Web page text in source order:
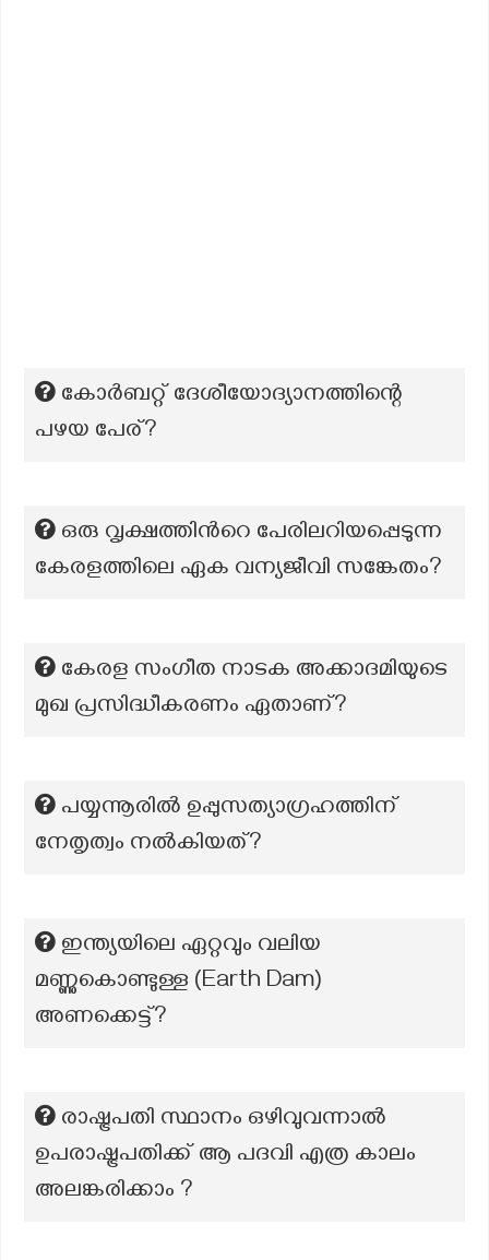
കോർബറ്റ് ദേശീയോദ്യാനത്തിന്റെ
പഴയ പേര്?
ഒരു വൃക്ഷത്തിന്‍റെ പേരിലറിയപ്പെടുന്ന
കേരളത്തിലെ ഏക വന്യജീവി സങ്കേതം?
കേരള സംഗീത നാടക അക്കാദമിയുടെ
മുഖ പ്രസിദ്ധീകരണം ഏതാണ്?
പയ്യന്നൂരിൽ ഉപ്പുസത്യാഗ്രഹത്തിന്
നേതൃത്വം നൽകിയത്?
ഇന്ത്യയിലെ ഏറ്റവും വലിയ
മണ്ണുകൊണ്ടുള്ള (Earth Dam)
അണക്കെട്ട്?
രാഷ്ട്രപതി സ്ഥാനം ഒഴിവുവന്നാൽ
ഉപരാഷ്ട്രപതിക്ക് ആ പദവി എത്ര കാലം
അലങ്കരിക്കാം ?